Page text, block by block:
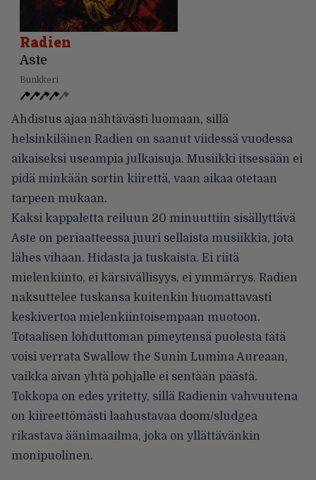
Radien
Aste
Bunkkeri
Ahdistus ajaa nähtävästi luomaan, sillä
helsinkiläinen Radien on saanut viidessä vuodessa
aikaiseksi useampia julkaisuja. Musiikki itsessään ei
pidä minkään sortin kiirettä, vaan aikaa otetaan
tarpeen mukaan.
Kaksi kappaletta reiluun 20 minuuttiin sisällyttävä
Aste on periaatteessa juuri sellaista musiikkia, jota
lähes vihaan. Hidasta ja tuskaista. Ei riitä
mielenkiinto, ei kärsivällisyys, ei ymmärrys. Radien
naksuttelee tuskansa kuitenkin huomattavasti
keskivertoa mielenkiintoisempaan muotoon.
Totaalisen lohduttoman pimeytensä puolesta tätä
voisi verrata Swallow the Sunin Lumina Aureaan,
vaikka aivan yhtä pohjalle ei sentään päästä.
Tokkopa on edes yritetty, sillä Radienin vahvuutena
on kiireettömästi laahustavaa doom/sludgea
rikastava äänimaailma, joka on yllättävänkin
monipuolinen.